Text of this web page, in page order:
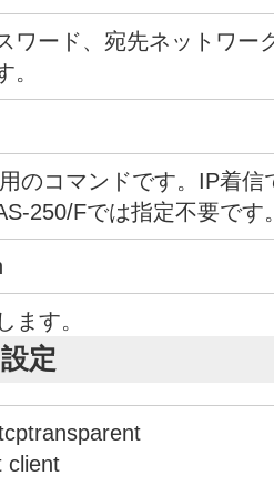
ワード、宛先ネットワー
のコマンドです。IP着
250/Fでは指定不要です
ます。
定
client